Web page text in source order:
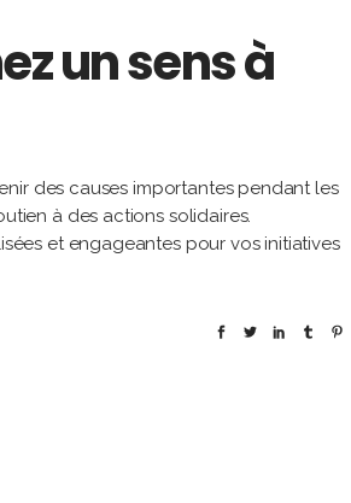
un sens à
des causes importantes pendant les
à des actions solidaires.
et engageantes pour vos initiatives